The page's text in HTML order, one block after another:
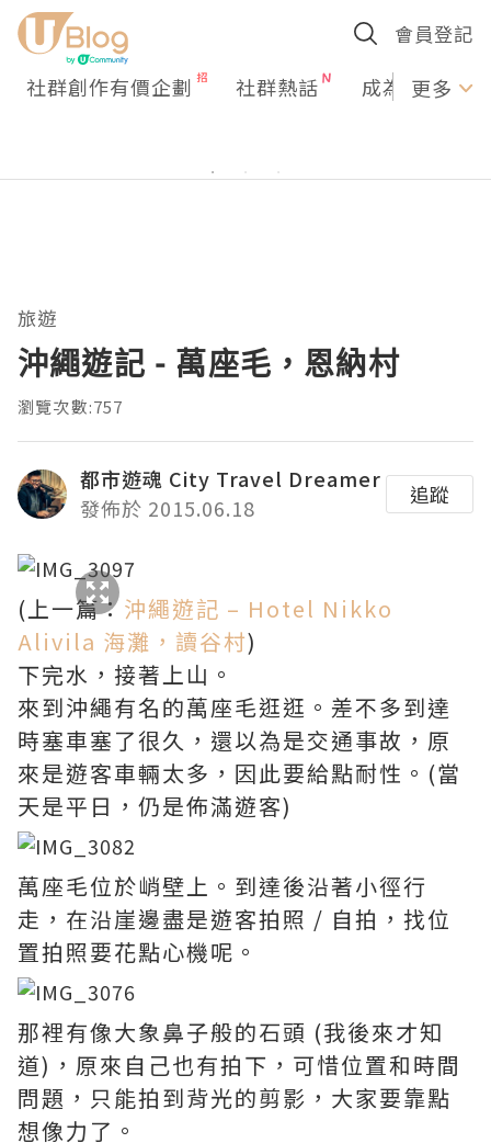
會員登記
社群創作有價企劃 社群熱話 成為U更多
旅遊
沖繩遊記 - 萬座毛，恩納村
瀏覽次數:757
都市遊魂 City Travel Dreamer
發佈於 2015.06.18
追蹤
(上一篇：沖繩遊記 – Hotel Nikko
Alivila 海灘，讀谷村)
下完水，接著上山。
來到沖繩有名的萬座毛逛逛。差不多到達
時塞車塞了很久，還以為是交通事故，原
來是遊客車輛太多，因此要給點耐性。(當
天是平日，仍是佈滿遊客)
萬座毛位於峭壁上。到達後沿著小徑行
走，在沿崖邊盡是遊客拍照 / 自拍，找位
置拍照要花點心機呢。
那裡有像大象鼻子般的石頭 (我後來才知
道)，原來自己也有拍下，可惜位置和時間
問題，只能拍到背光的剪影，大家要靠點
想像力了。